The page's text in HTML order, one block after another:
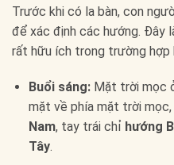
Trước khi có la bàn, con
để xác định các hướng. Đây
rất hữu ích trong trường hợp
Buổi sáng:Mặt trời mọc
mặt về phía mặt trời
Nam, tay trái chỉ hướng
Tây.